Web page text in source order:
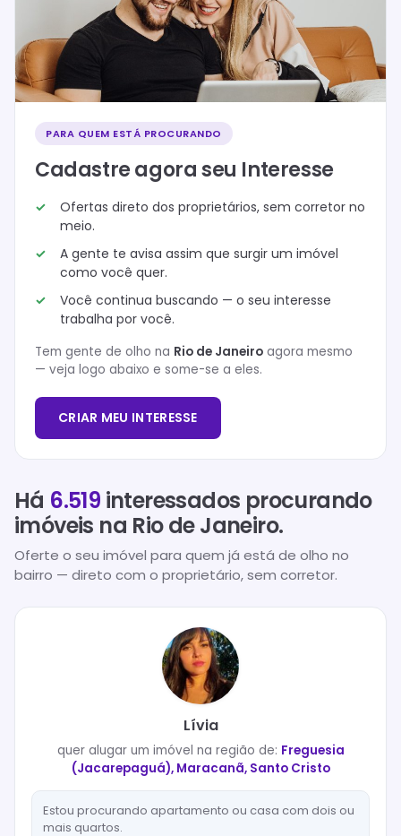
PARA QUEM ESTÁ PROCURANDO
Cadastre agora seu Interesse
Ofertas direto dos proprietários, sem corretor no
meio.
A gente te avisa assim que surgir um imóvel
como você quer.
Você continua buscando — o seu interesse
trabalha por você.
Tem gente de olho na Rio de Janeiro agora mesmo
— veja logo abaixo e some-se a eles.
CRIAR MEU INTERESSE
Há 6.519 interessados procurando
imóveis na Rio de Janeiro.
Oferte o seu imóvel para quem já está de olho no
bairro — direto com o proprietário, sem corretor.
Lívia
quer alugarum imóvel na região de: Freguesia
(Jacarepaguá), Maracanã, Santo Cristo
Estou procurando apartamento ou casa com dois ou
mais quartos.